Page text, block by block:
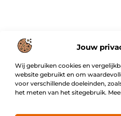
Jouw
Wij gebruiken cookies en
website gebruikt en om
voor verschillende doeleinden,
het meten van het sitegebruik.